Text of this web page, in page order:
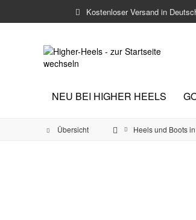
Kostenloser Versand in
NEU BEI HIGHER HEELS
Übersicht Heels und Boots